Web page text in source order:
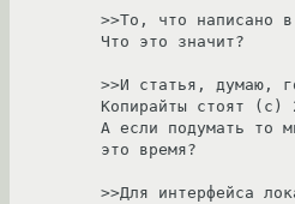
>>То, что написано
Что это значит?
>>И статья, думаю,
Копирайты стоят (c)
А если подумать то
это время?
>>Для интерфейса